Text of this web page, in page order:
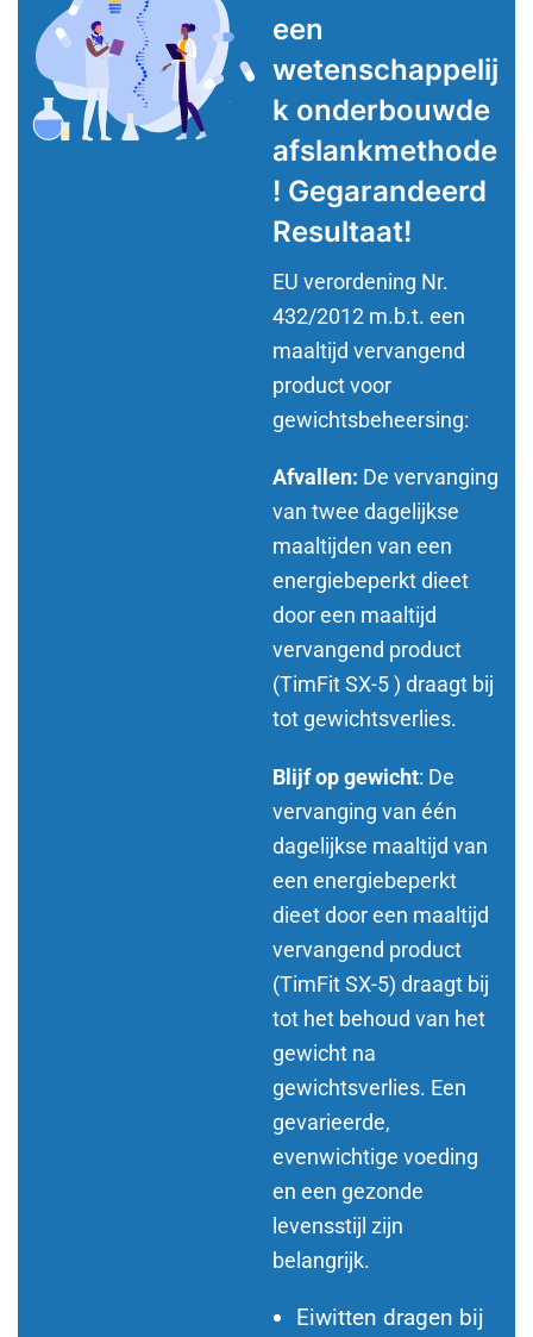
een
wetenschappelij
k onderbouwde
afslankmethode
! Gegarandeerd
Resultaat!
EU verordening Nr.
432/2012 m.b.t. een
maaltijd vervangend
product voor
gewichtsbeheersing:
Afvallen: De vervanging
van twee dagelijkse
maaltijden van een
energiebeperkt dieet
door een maaltijd
vervangend product
(TimFit SX-5 ) draagt bij
tot gewichtsverlies.
Blijf op gewicht: De
vervanging van één
dagelijkse maaltijd van
een energiebeperkt
dieet door een maaltijd
vervangend product
(TimFit SX-5) draagt bij
tot het behoud van het
gewicht na
gewichtsverlies. Een
gevarieerde,
evenwichtige voeding
en een gezonde
levensstijl zijn
belangrijk.
Eiwitten dragen bij